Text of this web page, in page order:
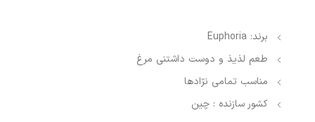
برند: Euphoria
طعم لذیذ و دوست داشتنی مرغ
مناسب تمامی نژادها
کشور سازنده : چین